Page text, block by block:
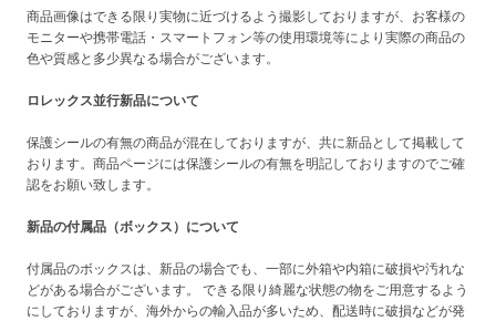
商品画像はできる限り実物に近づけるよう撮影しておりますが、お客様の
モニターや携帯電話・スマートフォン等の使用環境等により実際の商品の
色や質感と多少異なる場合がございます。
ロレックス並行新品について
保護シールの有無の商品が混在しておりますが、共に新品として掲載して
おります。商品ページには保護シールの有無を明記しておりますのでご確
認をお願い致します。
新品の付属品（ボックス）について
付属品のボックスは、新品の場合でも、一部に外箱や内箱に破損や汚れな
どがある場合がございます。 できる限り綺麗な状態の物をご用意するよう
にしておりますが、海外からの輸入品が多いため、配送時に破損などが発